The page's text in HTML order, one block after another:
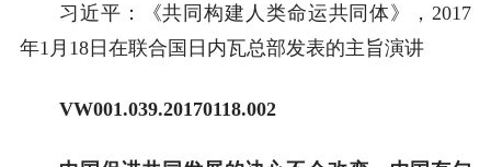
习近平：《共同构建人类命运共同体》，2017
年1月18日在联合国日内瓦总部发表的主旨演讲
VW001.039.20170118.002